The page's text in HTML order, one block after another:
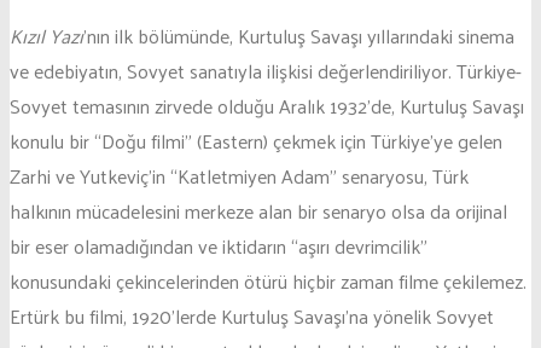
Kızıl Yazı’nın ilk bölümünde, Kurtuluş Savaşı yıllarındaki sinema
ve edebiyatın, Sovyet sanatıyla ilişkisi değerlendiriliyor. Türkiye-
Sovyet temasının zirvede olduğu Aralık 1932’de, Kurtuluş Savaşı
konulu bir “Doğu filmi” (Eastern) çekmek için Türkiye’ye gelen
Zarhi ve Yutkeviç’in “Katletmiyen Adam” senaryosu, Türk
halkının mücadelesini merkeze alan bir senaryo olsa da orijinal
bir eser olamadığından ve iktidarın “aşırı devrimcilik”
konusundaki çekincelerinden ötürü hiçbir zaman filme çekilemez.
Ertürk bu filmi, 1920’lerde Kurtuluş Savaşı’na yönelik Sovyet